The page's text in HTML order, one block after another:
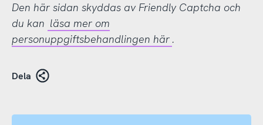
Den här sidan skyddas av Friendly Captcha och
du kan läsa mer om
personuppgiftsbehandlingen här .
Dela